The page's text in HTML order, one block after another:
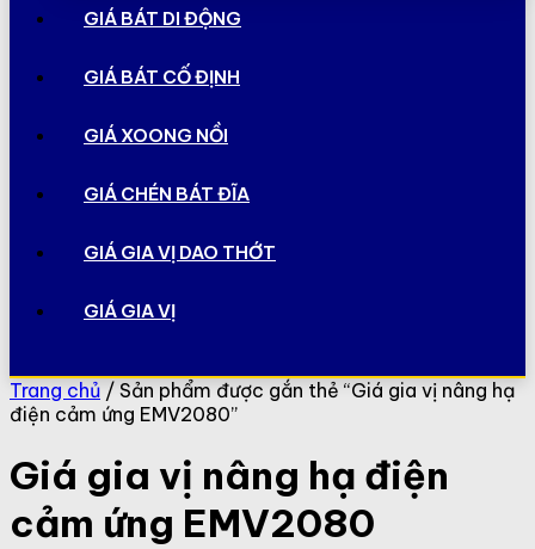
GIÁ BÁT DI ĐỘNG
GIÁ BÁT CỐ ĐỊNH
GIÁ XOONG NỒI
GIÁ CHÉN BÁT ĐĨA
GIÁ GIA VỊ DAO THỚT
GIÁ GIA VỊ
Trang chủ / Sản phẩm được gắn thẻ “Giá gia vị nâng hạ
điện cảm ứng EMV2080”
Giá gia vị nâng hạ điện
cảm ứng EMV2080